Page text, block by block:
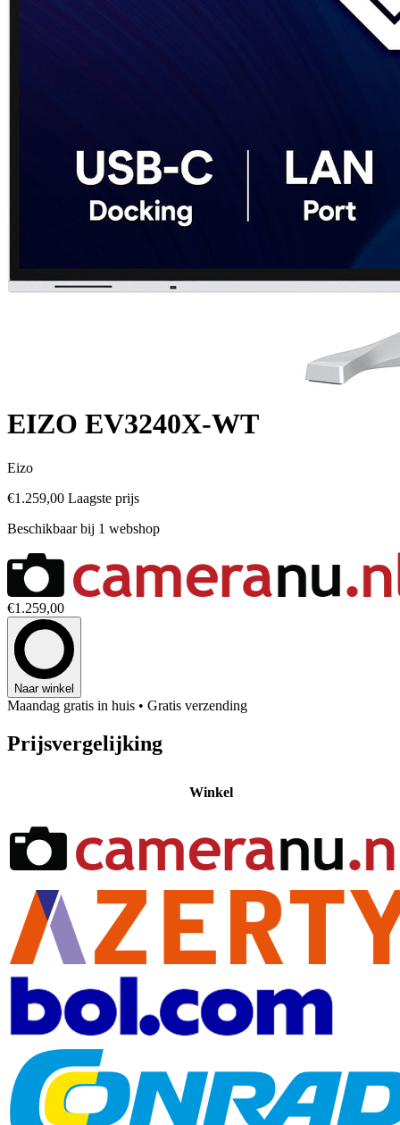
EIZO EV3240X-WT
Eizo
€1.259,00 Laagste prijs
Beschikbaar bij 1 webshop
€1.259,00
Naar winkel
Maandag gratis in huis • Gratis verzending
Prijsvergelijking
Winkel